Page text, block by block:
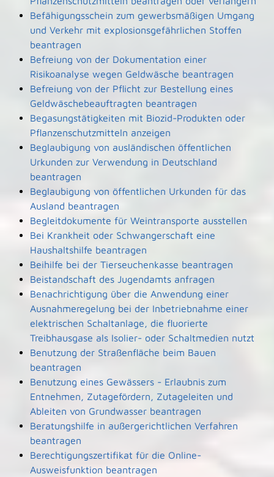
Befähigungsschein zum gewerbsmäßigen Umgang
und Verkehr mit explosionsgefährlichen Stoffen
beantragen
Befreiung von der Dokumentation einer
Risikoanalyse wegen Geldwäsche beantragen
Befreiung von der Pflicht zur Bestellung eines
Geldwäschebeauftragten beantragen
Begasungstätigkeiten mit Biozid-Produkten oder
Pflanzenschutzmitteln anzeigen
Beglaubigung von ausländischen öffentlichen
Urkunden zur Verwendung in Deutschland
beantragen
Beglaubigung von öffentlichen Urkunden für das
Ausland beantragen
Begleitdokumente für Weintransporte ausstellen
Bei Krankheit oder Schwangerschaft eine
Haushaltshilfe beantragen
Beihilfe bei der Tierseuchenkasse beantragen
Beistandschaft des Jugendamts anfragen
Benachrichtigung über die Anwendung einer
Ausnahmeregelung bei der Inbetriebnahme einer
elektrischen Schaltanlage, die fluorierte
Treibhausgase als Isolier- oder Schaltmedien nutzt
Benutzung der Straßenfläche beim Bauen
beantragen
Benutzung eines Gewässers - Erlaubnis zum
Entnehmen, Zutagefördern, Zutageleiten und
Ableiten von Grundwasser beantragen
Beratungshilfe in außergerichtlichen Verfahren
beantragen
Berechtigungszertifikat für die Online-
Ausweisfunktion beantragen